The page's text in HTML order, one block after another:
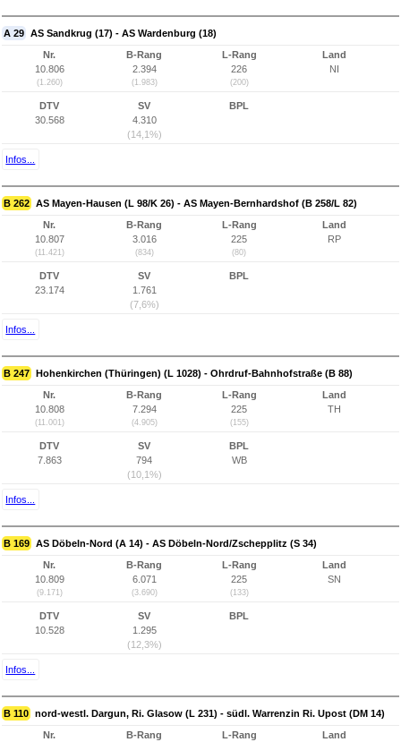
A 29 AS Sandkrug (17) - AS Wardenburg (18)
Nr.
10.806
(1.260)
B-Rang
2.394
(1.983)
L-Rang
226
(200)
Land
NI
DTV
30.568
SV
4.310
(14,1%)
BPL
Infos...
B 262 AS Mayen-Hausen (L 98/K 26) - AS Mayen-Bernhardshof (B 258/L 82)
Nr.
10.807
(11.421)
B-Rang
3.016
(834)
L-Rang
225
(80)
Land
RP
DTV
23.174
SV
1.761
(7,6%)
BPL
Infos...
B 247 Hohenkirchen (Thüringen) (L 1028) - Ohrdruf-Bahnhofstraße (B 88)
Nr.
10.808
(11.001)
B-Rang
7.294
(4.905)
L-Rang
225
(155)
Land
TH
DTV
7.863
SV
794
(10,1%)
BPL
WB
Infos...
B 169 AS Döbeln-Nord (A 14) - AS Döbeln-Nord/Zschepplitz (S 34)
Nr.
10.809
(9.171)
B-Rang
6.071
(3.690)
L-Rang
225
(133)
Land
SN
DTV
10.528
SV
1.295
(12,3%)
BPL
Infos...
B 110 nord-westl. Dargun, Ri. Glasow (L 231) - südl. Warrenzin Ri. Upost (DM 14)
Nr.
B-Rang
L-Rang
Land